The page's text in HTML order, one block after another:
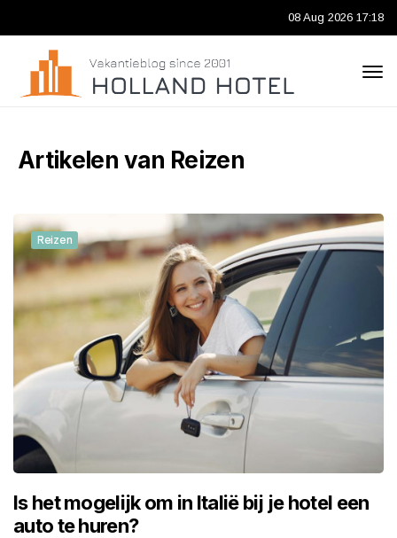
08 Aug 2026 17:18
Artikelen van Reizen
Reizen
Is het mogelijk om in Italië bij je hotel een
auto te huren?